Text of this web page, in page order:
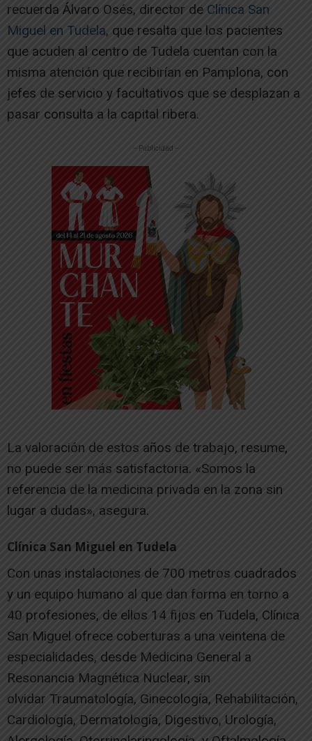
recuerda Álvaro Osés, director de Clínica San
Miguel en Tudela, que resalta que los pacientes
que acuden al centro de Tudela cuentan con la
misma atención que recibirían en Pamplona, con
jefes de servicio y facultativos que se desplazan a
pasar consulta a la capital ribera.
-- Publicidad --
La valoración de estos años de trabajo, resume,
no puede ser más satisfactoria. «Somos la
referencia de la medicina privada en la zona sin
lugar a dudas», asegura.
Clínica San Miguel en Tudela
Con unas instalaciones de 700 metros cuadrados
y un equipo humano al que dan forma en torno a
40 profesiones, de ellos 14 fijos en Tudela, Clínica
San Miguel ofrece coberturas a una veintena de
especialidades, desde Medicina General a
Resonancia Magnética Nuclear, sin
olvidar Traumatología, Ginecología, Rehabilitación,
Cardiología, Dermatología, Digestivo, Urología,